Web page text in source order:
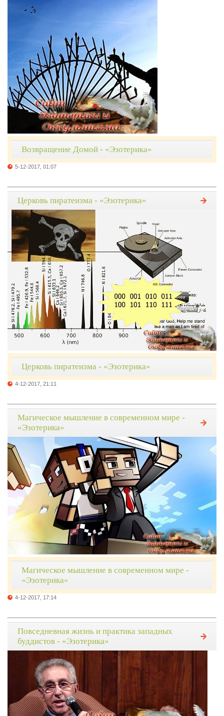
Возвращение Домой - «Эзотерика»
5-12-2017, 01:07
Церковь пиратеизма - «Эзотерика»
Церковь пиратеизма - «Эзотерика»
4-12-2017, 21:11
Магическое мышление в современном мире -
«Эзотерика»
Магическое мышление в современном мире -
«Эзотерика»
4-12-2017, 17:14
Повседневная жизнь и практика западных
буддистов - «Эзотерика»